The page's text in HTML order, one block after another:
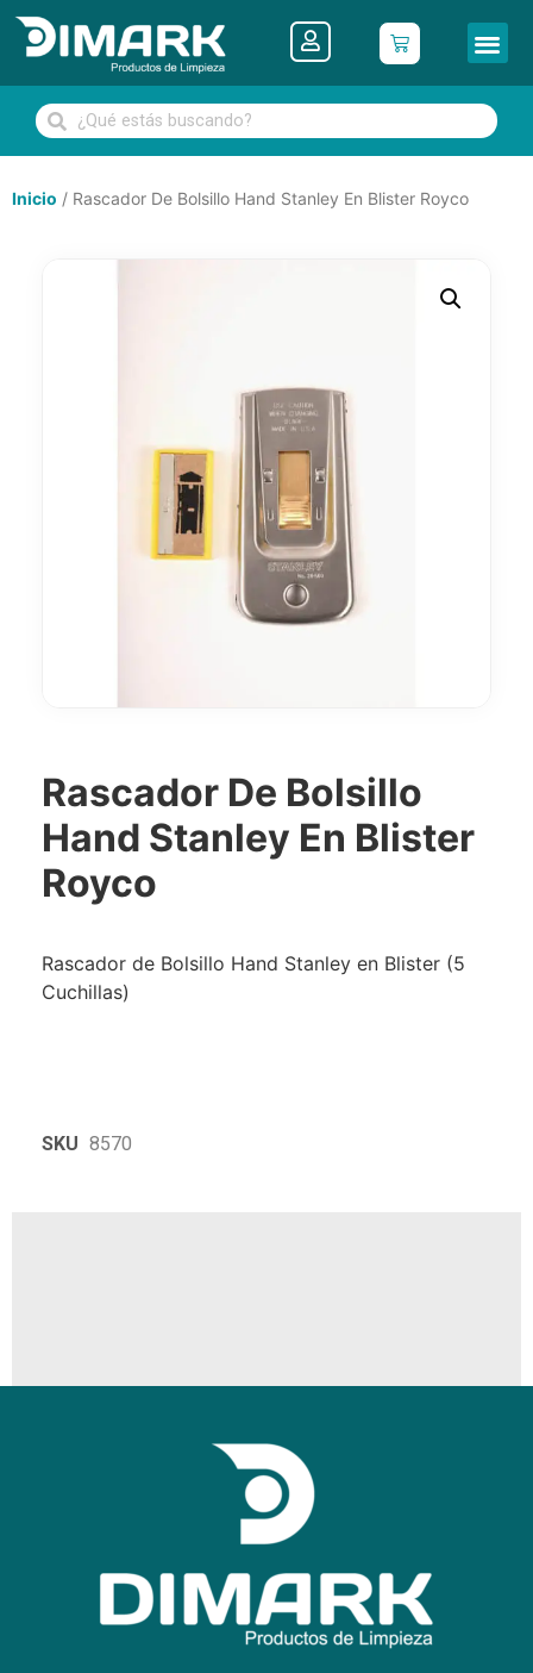
Inicio / Rascador De Bolsillo Hand Stanley En Blister Royco
Rascador De Bolsillo
Hand Stanley En Blister
Royco
Rascador de Bolsillo Hand Stanley en Blister (5
Cuchillas)
SKU 8570